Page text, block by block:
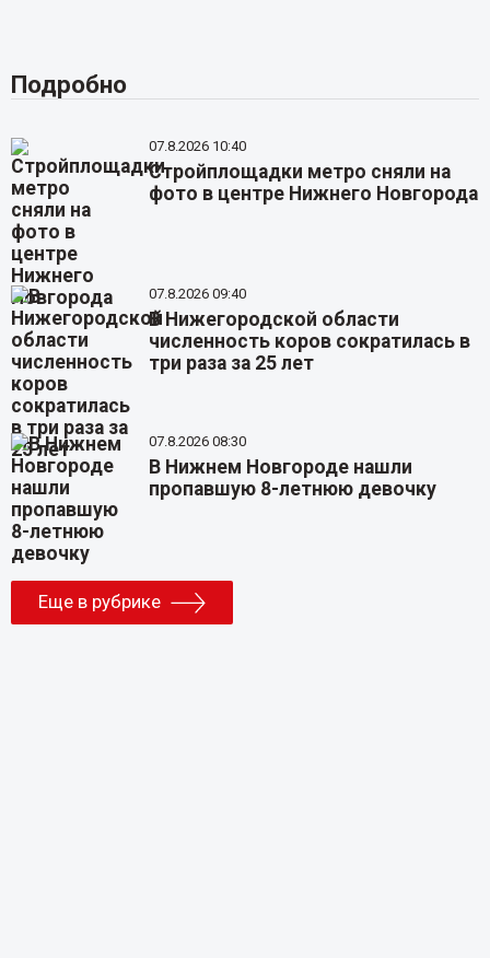
Подробно
07.8.2026 10:40
Стройплощадки метро сняли на
фото в центре Нижнего Новгорода
07.8.2026 09:40
В Нижегородской области
численность коров сократилась в
три раза за 25 лет
07.8.2026 08:30
В Нижнем Новгороде нашли
пропавшую 8-летнюю девочку
Еще в рубрике